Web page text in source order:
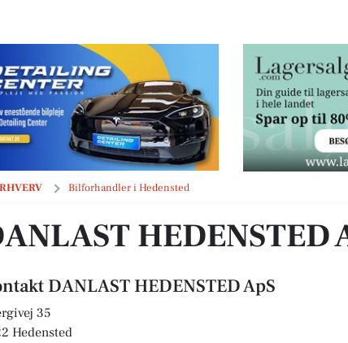
Bilforhandler i Hedensted
DANLAST HEDENSTED ApS
HEDENSTED
DANLAST HEDENSTED ApS
35
Hedensted